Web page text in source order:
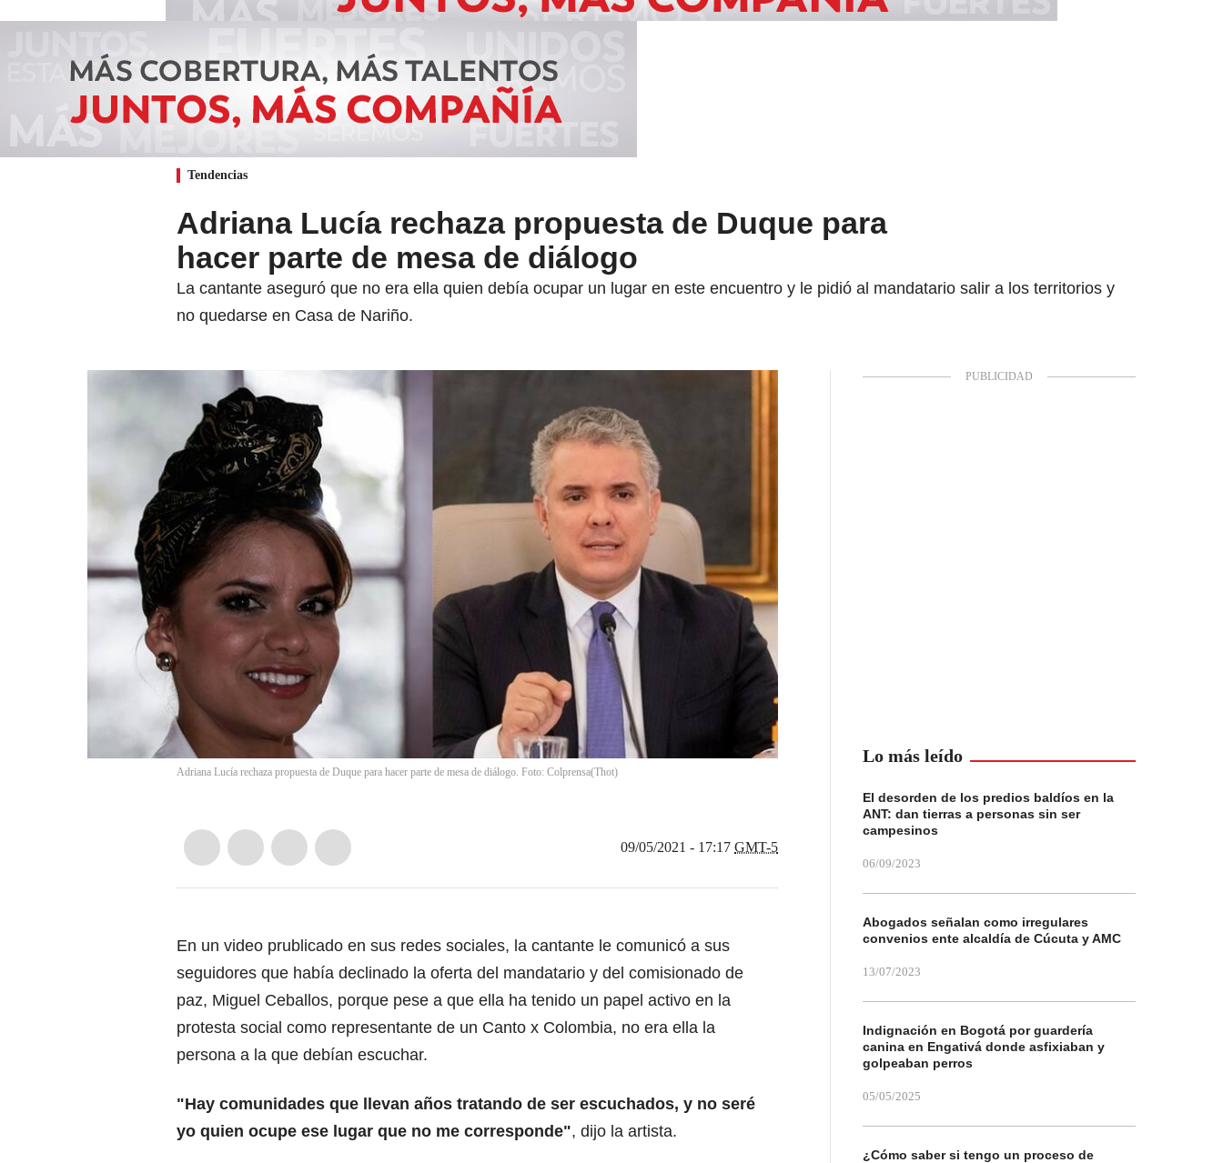
Tendencias
Adriana Lucía rechaza propuesta de Duque para
hacer parte de mesa de diálogo
La cantante aseguró que no era ella quien debía ocupar un lugar en este encuentro y le pidió al mandatario salir a los territorios y
no quedarse en Casa de Nariño.
Adriana Lucía rechaza propuesta de Duque para hacer parte de mesa de diálogo. Foto: Colprensa(Thot)
09/05/2021 - 17:17 GMT-5
En un video prublicado en sus redes sociales, la cantante le comunicó a sus
seguidores que había declinado la oferta del mandatario y del comisionado de
paz, Miguel Ceballos, porque pese a que ella ha tenido un papel activo en la
protesta social como representante de un Canto x Colombia, no era ella la
persona a la que debían escuchar.
"Hay comunidades que llevan años tratando de ser escuchados, y no seré
yo quien ocupe ese lugar que no me corresponde", dijo la artista.
Lo más leído
El desorden de los predios baldíos en la
ANT: dan tierras a personas sin ser
campesinos
06/09/2023
Abogados señalan como irregulares
convenios ente alcaldía de Cúcuta y AMC
13/07/2023
Indignación en Bogotá por guardería
canina en Engativá donde asfixiaban y
golpeaban perros
05/05/2025
¿Cómo saber si tengo un proceso de